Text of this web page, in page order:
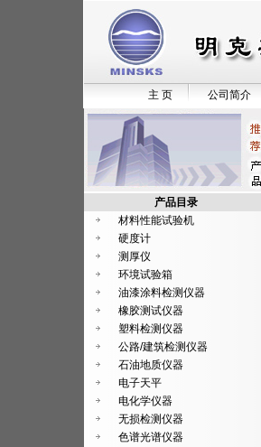
主 页 公司简介
产品目录
材料性能试验机
硬度计
测厚仪
环境试验箱
油漆涂料检测仪器
橡胶测试仪器
塑料检测仪器
公路/建筑检测仪器
石油地质仪器
电子天平
电化学仪器
无损检测仪器
色谱光谱仪器